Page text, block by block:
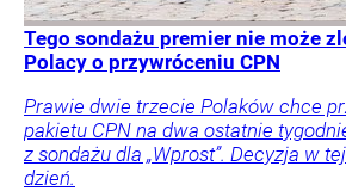
Tego sondażu premier nie może
Polacy o przywróceniu CPN
Prawie dwie trzecie Polaków chce
pakietu CPN na dwa ostatnie
z sondażu dla „Wprost”. Decyzja w
dzień.